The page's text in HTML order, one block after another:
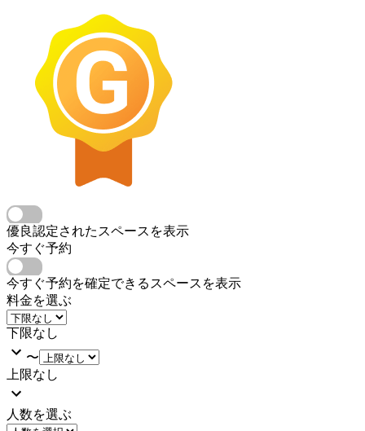
優良認定されたスペースを表示
今すぐ予約
今すぐ予約を確定できるスペースを表示
料金を選ぶ
下限なし
〜
上限なし
人数を選ぶ